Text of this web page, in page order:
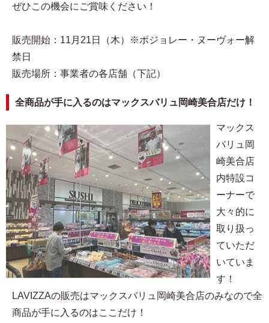
ぜひこの機会にご賞味ください！
販売開始：11月21日（木）※ボジョレー・ヌーヴォー解
禁日
販売場所：事業者の各店舗（下記）
全商品が手に入るのはマックスバリュ岡崎美合店だけ！
マックス
バリュ岡
崎美合店
内特設コ
ーナーで
大々的に
取り扱っ
ていただ
いていま
す！
LAVIZZAの販売はマックスバリュ岡崎美合店のみなので全
商品が手に入るのはここだけ！